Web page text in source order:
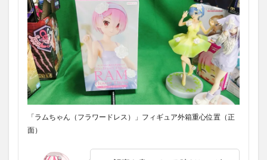
「ラムちゃん（フラワードレス）」フィギュア外箱重心位置（正
面）